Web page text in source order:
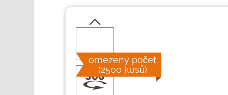
omezený počet
(2500 kusů)